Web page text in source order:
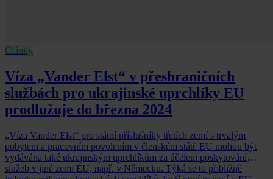
Články
Víza „Vander Elst“ v přeshraničních
službách pro ukrajinské uprchlíky EU
prodlužuje do března 2024
„Víza Vander Elst“ pro státní příslušníky třetích zemí s trvalým
pobytem a pracovním povolením v členském státě EU mohou být
vydávána také ukrajinským uprchlíkům za účelem poskytování
služeb v jiné zemi EU, např. v Německu. Týká se to přibližně